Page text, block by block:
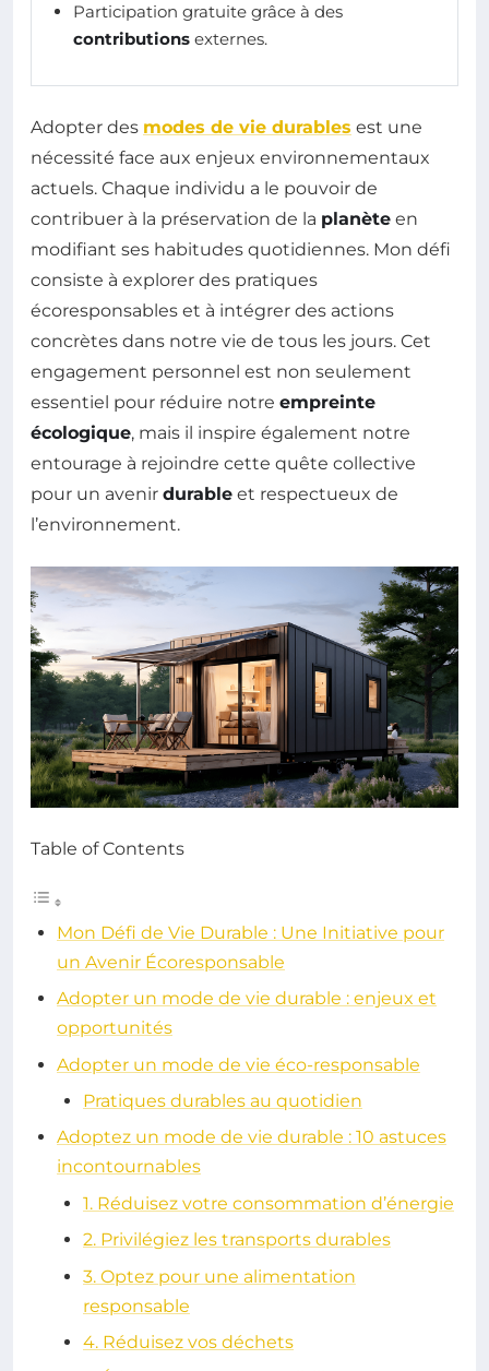
Participation gratuite grâce à des
contributions externes.
Adopter des modes de vie durables est une
nécessité face aux enjeux environnementaux
actuels. Chaque individu a le pouvoir de
contribuer à la préservation de la planète en
modifiant ses habitudes quotidiennes. Mon défi
consiste à explorer des pratiques
écoresponsables et à intégrer des actions
concrètes dans notre vie de tous les jours. Cet
engagement personnel est non seulement
essentiel pour réduire notre empreinte
écologique, mais il inspire également notre
entourage à rejoindre cette quête collective
pour un avenir durable et respectueux de
l’environnement.
Table of Contents
Mon Défi de Vie Durable : Une Initiative pour
un Avenir Écoresponsable
Adopter un mode de vie durable : enjeux et
opportunités
Adopter un mode de vie éco-responsable
Pratiques durables au quotidien
Adoptez un mode de vie durable : 10 astuces
incontournables
1. Réduisez votre consommation d’énergie
2. Privilégiez les transports durables
3. Optez pour une alimentation
responsable
4. Réduisez vos déchets